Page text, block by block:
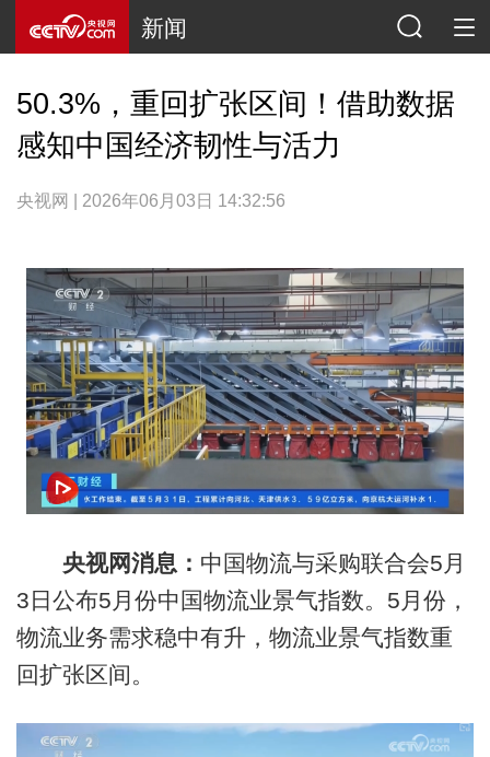
新闻
50.3%，重回扩张区间！借助数据
感知中国经济韧性与活力
央视网 | 2026年06月03日 14:32:56
央视网消息： 中国物流与采购联合会5月
3日公布5月份中国物流业景气指数。5月份，
物流业务需求稳中有升，物流业景气指数重
回扩张区间。